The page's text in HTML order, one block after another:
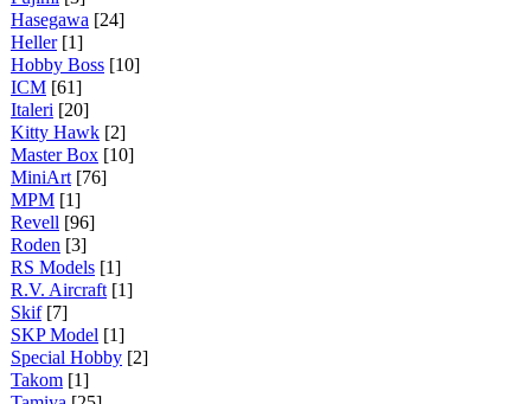
Hasegawa [24]
Heller [1]
Hobby Boss [10]
ICM [61]
Italeri [20]
Kitty Hawk [2]
Master Box [10]
MiniArt [76]
MPM [1]
Revell [96]
Roden [3]
RS Models [1]
R.V. Aircraft [1]
Skif [7]
SKP Model [1]
Special Hobby [2]
Takom [1]